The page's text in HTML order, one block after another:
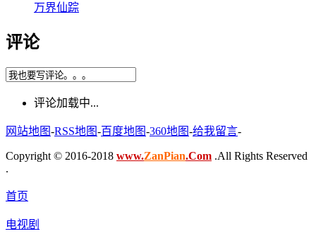
万界仙踪
评论
评论加载中...
网站地图-RSS地图-百度地图-360地图-给我留言-
Copyright © 2016-2018 www.ZanPian.Com .All Rights Reserved
.
首页
电视剧